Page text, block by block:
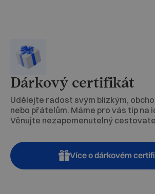
Dárkový certifikát
Udělejte radost svým blízkým,
nebo přátelům. Máme pro vás tip na
Věnujte nezapomenutelný
Více o dárkovém